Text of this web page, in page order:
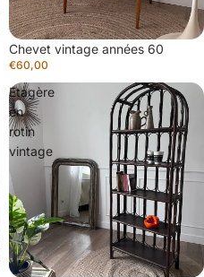
Épuisé
Chevet vintage années 60
€60,00
Etagère
en
rotin
vintage